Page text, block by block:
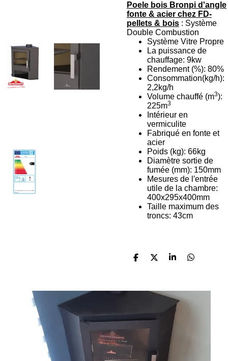
Poele bois Bronpi d'angle
fonte & acier chez FD-
pellets & bois : Système
Double Combustion
Système Vitre Propre
La puissance de
chauffage: 9kw
Rendement (%): 80%
Consommation(kg/h):
2,2kg/h
Volume chauffé (m3):
225m3
Intérieur en
vermiculite
Fabriqué en fonte et
acier
Poids (kg): 66kg
Diamètre sortie de
fumée (mm): 150mm
Mesures de l′entrée
utile de la chambre:
400x295x400mm
Taille maximum des
troncs: 43cm
P
a
r
P
a
P
a
g
e
r
P
a